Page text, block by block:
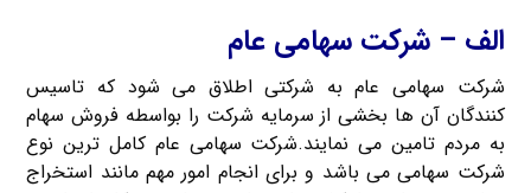
الف – شرکت سهامی عام
شرکت سهامی عام به شرکتی اطلاق می شود که تاسیس
کنندگان آن ها بخشی از سرمایه شرکت را بواسطه فروش سهام
به مردم تامین می نمایند.شرکت سهامی عام کامل ترین نوع
شرکت سهامی می باشد و برای انجام امور مهم مانند استخراج